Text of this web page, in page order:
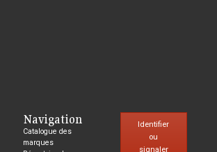
Navigation
Catalogue des
marques
Identifier
ou
signaler